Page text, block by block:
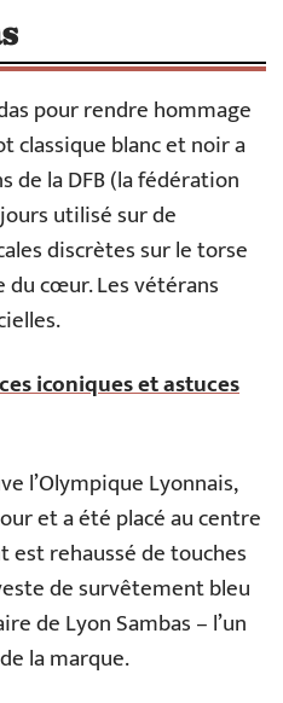
pour rendre hommage
classique blanc et noir a
de la DFB (la fédération
utilisé sur de
discrètes sur le torse
du cœur. Les vétérans
iconiques et astuces
l’Olympique Lyonnais,
et a été placé au centre
est rehaussé de touches
de survêtement bleu
de Lyon Sambas – l’un
la marque.